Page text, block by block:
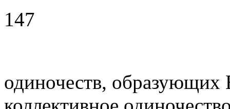
147
одиночеств,